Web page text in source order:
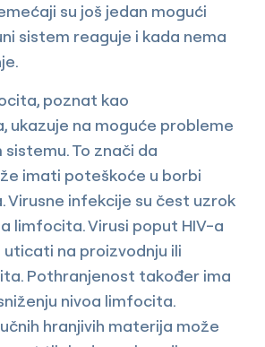
su još jedan mogući
sistem reaguje i kada nema
poznat kao
ukazuje na moguće probleme
sistemu. To znači da
imati poteškoće u borbi
Virusne infekcije su čest uzrok
limfocita. Virusi poput HIV-a
na proizvodnju ili
Pothranjenost također ima
nivoa limfocita.
hranjivih materija može